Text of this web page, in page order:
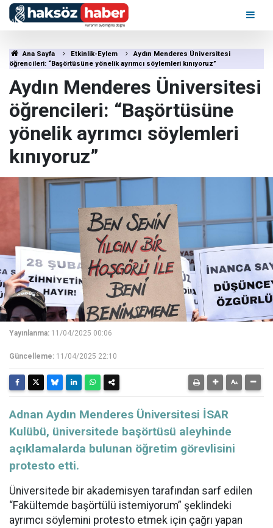
Ana Sayfa Etkinlik-Eylem
Aydın Menderes Üniversitesi
öğrencileri: “Başörtüsüne yönelik ayrımcı söylemleri kınıyoruz”
Aydın Menderes Üniversitesi
öğrencileri: “Başörtüsüne
yönelik ayrımcı söylemleri
kınıyoruz”
Yayınlanma: 11/04/2025 00:06
Güncelleme: 11/04/2025 22:10
Adnan Aydın Menderes Üniversitesi İSAR
Kulübü, üniversitede başörtüsü aleyhinde
açıklamalarda bulunan öğretim görevlisini
protesto etti.
Üniversitede bir akademisyen tarafından sarf edilen
“Fakültemde başörtülü istemiyorum” şeklindeki
ayrımcı söylemini protesto etmek için çağrı yapan